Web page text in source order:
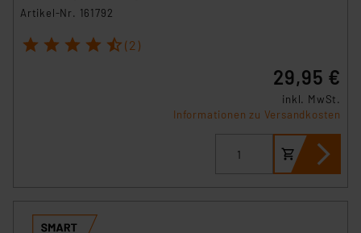
Artikel-Nr. 161792
1 2 3 4 5 (2)
29,95 €
inkl. MwSt.
Informationen zu Versandkosten